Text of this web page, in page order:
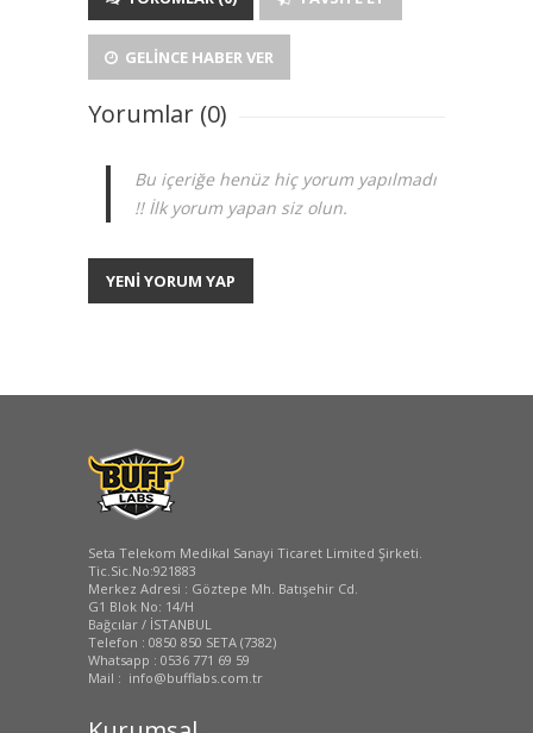
GELINCE HABER VER
Yorumlar (0)
Bu içeriğe henüz hiç yorum yapılmadı
!! İlk yorum yapan siz olun.
YENİ YORUM YAP
Seta Telekom Medikal Sanayi Ticaret Limited Şirketi.
Tic.Sic.No:921883
Merkez Adresi : Göztepe Mh. Batışehir Cd.
G1 Blok No: 14/H
Bağcılar / İSTANBUL
Telefon : 0850 850 SETA (7382)
Whatsapp : 0536 771 69 59
Mail : info@bufflabs.com.tr